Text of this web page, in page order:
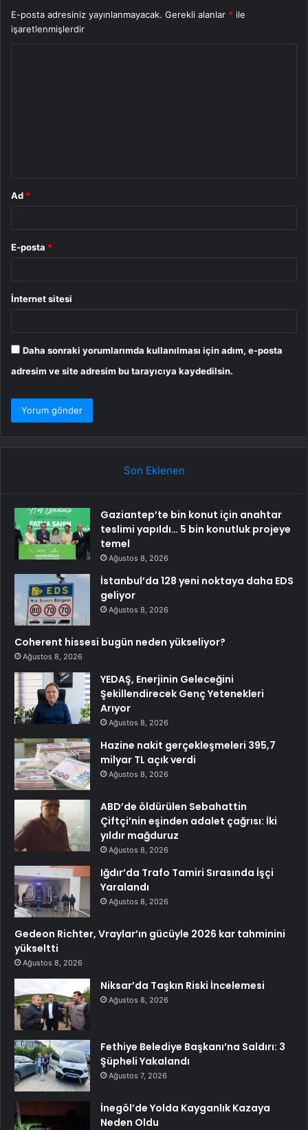
E-posta adresiniz yayınlanmayacak. Gerekli alanlar * ile
işaretlenmişlerdir
Ad *
E-posta *
İnternet sitesi
Daha sonraki yorumlarımda kullanılması için adım, e-posta
adresim ve site adresim bu tarayıcıya kaydedilsin.
Son Eklenen
Gaziantep’te bin konut için anahtar
teslimi yapıldı… 5 bin konutluk projeye
temel
Ağustos 8, 2026
İstanbul’da 128 yeni noktaya daha EDS
geliyor
Ağustos 8, 2026
Coherent hissesi bugün neden yükseliyor?
Ağustos 8, 2026
YEDAŞ, Enerjinin Geleceğini
Şekillendirecek Genç Yetenekleri
Arıyor
Ağustos 8, 2026
Hazine nakit gerçekleşmeleri 395,7
milyar TL açık verdi
Ağustos 8, 2026
ABD’de öldürülen Sebahattin
Çiftçi’nin eşinden adalet çağrısı: İki
yıldır mağduruz
Ağustos 8, 2026
Iğdır’da Trafo Tamiri Sırasında İşçi
Yaralandı
Ağustos 8, 2026
Gedeon Richter, Vraylar’ın gücüyle 2026 kar tahminini
yükseltti
Ağustos 8, 2026
Niksar’da Taşkın Riski İncelemesi
Ağustos 8, 2026
Fethiye Belediye Başkanı’na Saldırı: 3
Şüpheli Yakalandı
Ağustos 7, 2026
İnegöl’de Yolda Kayganlık Kazaya
Neden Oldu